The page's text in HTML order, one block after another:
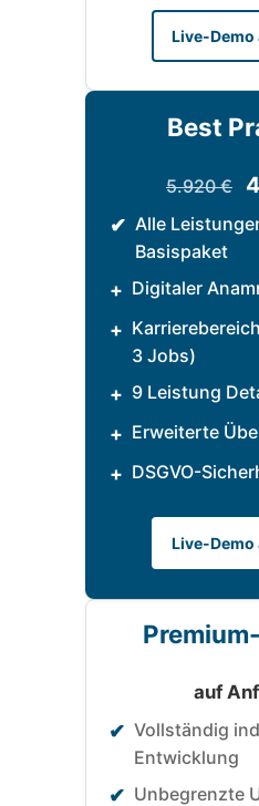
Live-Demo
Best
5.920 €
✔ Alle
Basispaket
+ Digitaler
+
3 Jobs)
+ 9 Leistung
+ Erweiterte
+ DSGVO-
Live-Demo
auf
✔ Vollständig
Entwicklung
✔ Unbegrenzte